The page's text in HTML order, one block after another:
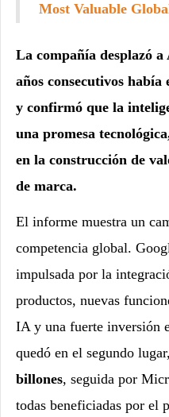
Most Valuable
La compañía desplazó
años consecutivos había
y confirmó que la
una promesa
en la construcción de
de marca.
El informe muestra un
competencia global.
impulsada por la
productos, nuevas
IA y una fuerte inversión
quedó en el segundo
billones, seguida por
todas beneficiadas por el